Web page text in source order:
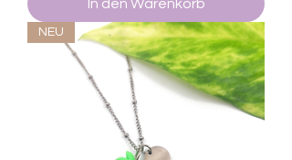
In den Warenkorb
NEU